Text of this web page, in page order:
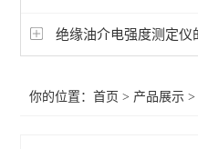
油品通用分析仪器
绝缘油介电强度测定仪的应用
你的位置：首页 > 产品展示